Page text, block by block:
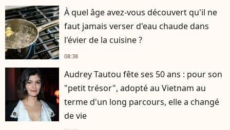
À quel âge avez-vous découvert qu'il ne
faut jamais verser d'eau chaude dans
l'évier de la cuisine ?
08:38
Audrey Tautou fête ses 50 ans : pour son
"petit trésor", adopté au Vietnam au
terme d'un long parcours, elle a changé
de vie